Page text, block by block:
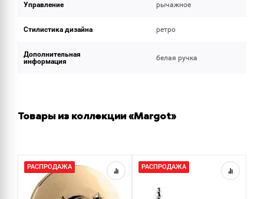
Управление рычажное
Стилистика дизайна ретро
Дополнительная
информация
белая ручка
Товары из коллекции «Margot»
РАСПРОДАЖА РАСПРОДАЖА